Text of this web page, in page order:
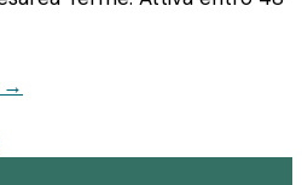
→